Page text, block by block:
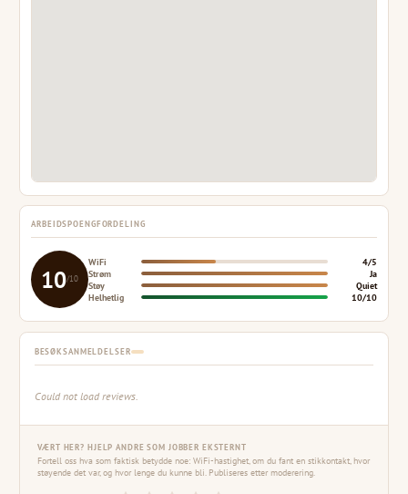
ARBEIDSPOENGFORDELING
10/10
WiFi
4/5
Strøm
Ja
Støy
Quiet
Helhetlig
10/10
BESØKSANMELDELSER
Could not load reviews.
VÆRT HER? HJELP ANDRE SOM JOBBER EKSTERNT
Fortell oss hva som faktisk betydde noe: WiFi-hastighet, om du fant en stikkontakt, hvor
støyende det var, og hvor lenge du kunne bli. Publiseres etter moderering.